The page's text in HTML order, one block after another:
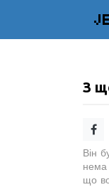
З
Він
нема
що